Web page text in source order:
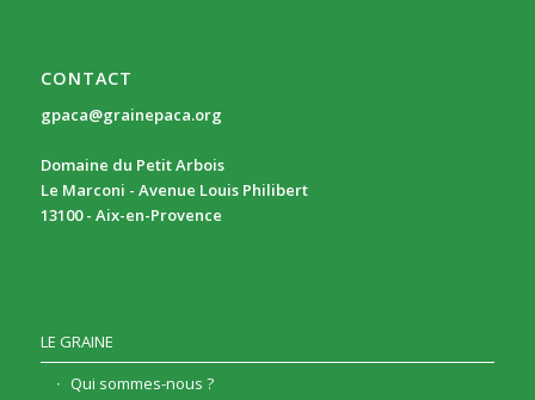
CONTACT
gpaca@grainepaca.org
Domaine du Petit Arbois
Le Marconi - Avenue Louis Philibert
13100 - Aix-en-Provence
LE GRAINE
Qui sommes-nous ?